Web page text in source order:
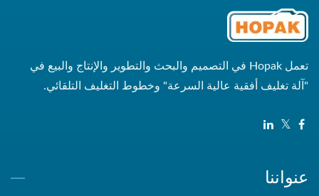
تعمل Hopak في التصميم والبحث والتطوير والإنتاج والبيع في
"آلة تغليف أفقية عالية السرعة" وخطوط التغليف التلقائي.
عنواننا